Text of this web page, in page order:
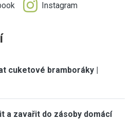
Instagram
cuketové bramboráky |
a zavařit do zásoby domácí